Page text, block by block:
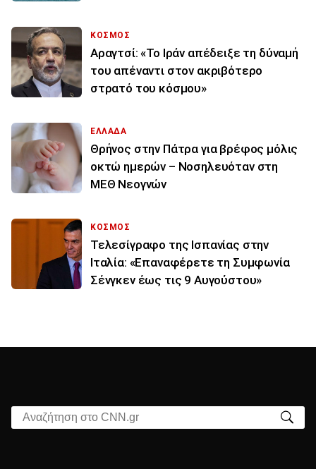
ΚΟΣΜΟΣ
Αραγτσί: «Το Ιράν απέδειξε τη δύναμή
του απέναντι στον ακριβότερο
στρατό του κόσμου»
ΕΛΛΑΔΑ
Θρήνος στην Πάτρα για βρέφος μόλις
οκτώ ημερών – Νοσηλευόταν στη
ΜΕΘ Νεογνών
ΚΟΣΜΟΣ
Τελεσίγραφο της Ισπανίας στην
Ιταλία: «Επαναφέρετε τη Συμφωνία
Σένγκεν έως τις 9 Αυγούστου»
Αναζήτηση στο CNN.gr